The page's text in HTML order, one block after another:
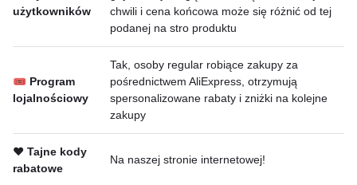
użytkowników
chwili i cena końcowa może się różnić od tej
podanej na stro produktu
🎟 Program
lojalnościowy
Tak, osoby regular robiące zakupy za
pośrednictwem AliExpress, otrzymują
spersonalizowane rabaty i zniżki na kolejne
zakupy
❤️ Tajne kody
rabatowe
Na naszej stronie internetowej!